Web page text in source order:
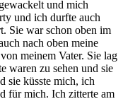
und mich
und ich durfte auch
Sie war schon oben im
nach oben meine
meinem Vater. Sie lag
waren zu sehen und sie
sie küsste mich, ich
für mich. Ich zitterte am